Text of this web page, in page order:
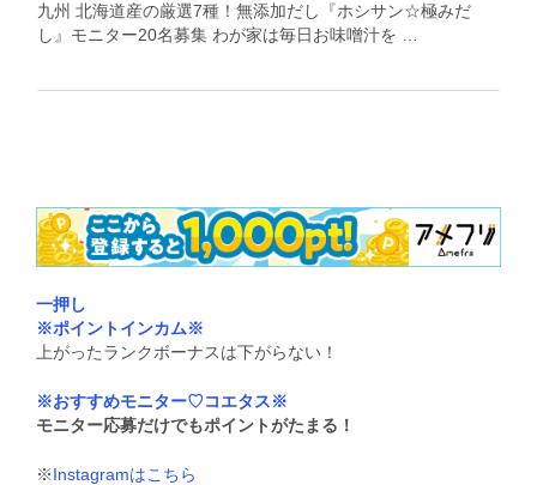
九州 北海道産の厳選7種！無添加だし『ホシサン☆極みだ
し』モニター20名募集 わが家は毎日お味噌汁を …
一押し
※ポイントインカム※
上がったランクボーナスは下がらない！
※おすすめモニター♡コエタス※
モニター応募だけでもポイントがたまる！
※Instagramはこちら